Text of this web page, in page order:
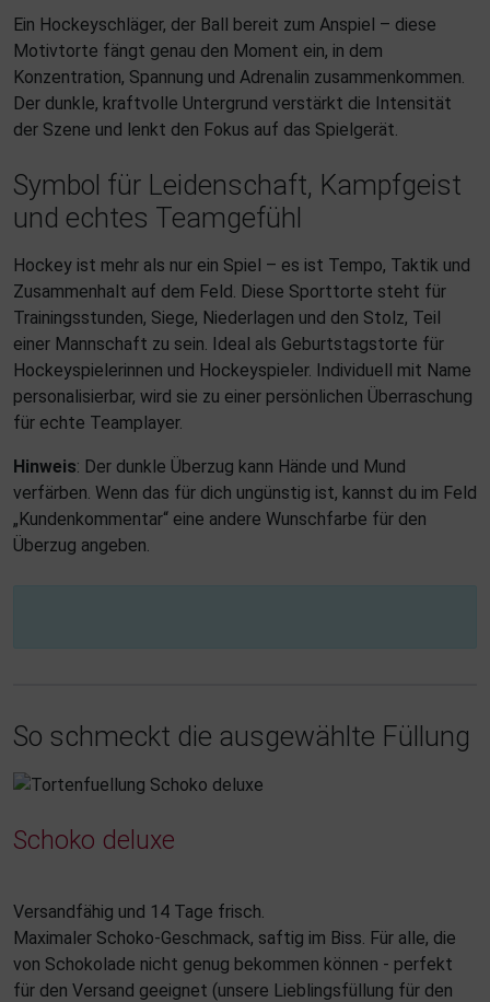
Ein Hockeyschläger, der Ball bereit zum Anspiel – diese
Motivtorte fängt genau den Moment ein, in dem
Konzentration, Spannung und Adrenalin zusammenkommen.
Der dunkle, kraftvolle Untergrund verstärkt die Intensität
der Szene und lenkt den Fokus auf das Spielgerät.
Symbol für Leidenschaft, Kampfgeist
und echtes Teamgefühl
Hockey ist mehr als nur ein Spiel – es ist Tempo, Taktik und
Zusammenhalt auf dem Feld. Diese Sporttorte steht für
Trainingsstunden, Siege, Niederlagen und den Stolz, Teil
einer Mannschaft zu sein. Ideal als Geburtstagstorte für
Hockeyspielerinnen und Hockeyspieler. Individuell mit Name
personalisierbar, wird sie zu einer persönlichen Überraschung
für echte Teamplayer.
Hinweis: Der dunkle Überzug kann Hände und Mund
verfärben. Wenn das für dich ungünstig ist, kannst du im Feld
„Kundenkommentar“ eine andere Wunschfarbe für den
Überzug angeben.
So schmeckt die ausgewählte Füllung
Schoko deluxe
Versandfähig und 14 Tage frisch.
Maximaler Schoko-Geschmack, saftig im Biss. Für alle, die
von Schokolade nicht genug bekommen können - perfekt
für den Versand geeignet (unsere Lieblingsfüllung für den